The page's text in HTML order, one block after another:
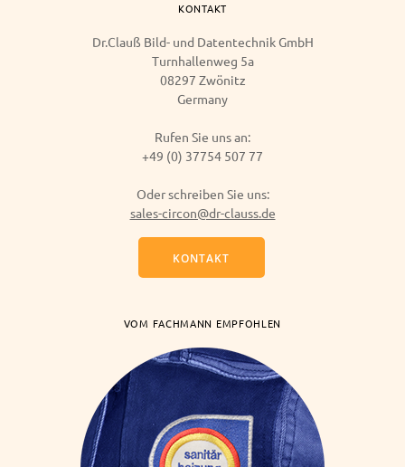
KONTAKT
Dr.­Clauß Bild- und Datentechnik GmbH
Turnhallenweg 5a
08297 Zwönitz
Germany
Rufen Sie uns an:
+49 (0) 37754 507 77
Oder schreiben Sie uns:
sales-circon@dr-clauss.de
KONTAKT
VOM FACHMANN EMPFOHLEN